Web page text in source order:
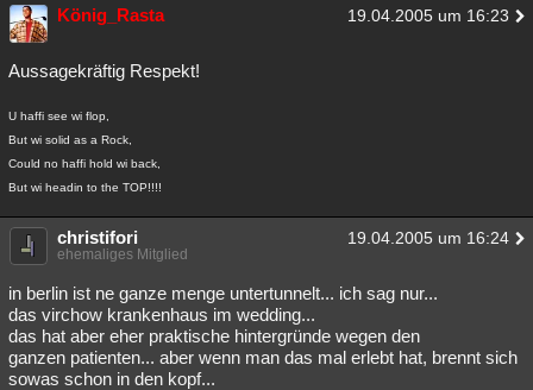
König_Rasta 19.04.2005 um 16:23
Aussagekräftig Respekt!
U haffi see wi flop,
But wi solid as a Rock,
Could no haffi hold wi back,
But wi headin to the TOP!!!!
christifori 19.04.2005 um 16:24
ehemaliges Mitglied
in berlin ist ne ganze menge untertunnelt... ich sag nur...
das virchow krankenhaus im wedding...
das hat aber eher praktische hintergründe wegen den
ganzen patienten... aber wenn man das mal erlebt hat, brennt sich
sowas schon in den kopf...